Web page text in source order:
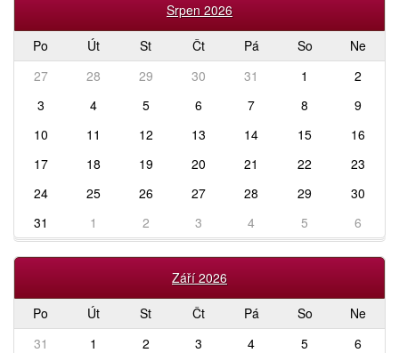
Srpen 2026
Po
Út St Čt Pá So
Ne
27
28 29 30 31 1
2
3
4 5 6 7 8
9
10
11 12 13 14 15
16
17
18 19 20 21 22
23
24
25 26 27 28 29
30
31
1 2 3 4 5 6
Září 2026
Po
Út St Čt Pá So
Ne
31
1 2 3 4 5
6